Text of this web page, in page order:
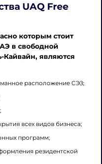
UAQ Free
которым стоит
в свободной
Кайвайн, являются
расположение СЭЗ;
всех видов бизнеса;
программ;
резидентской